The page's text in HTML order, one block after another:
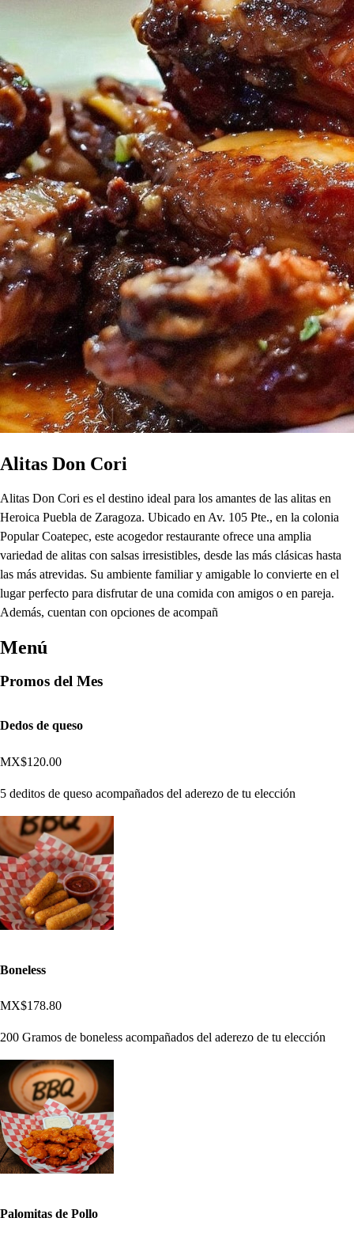
Alitas Don Cori
Alitas Don Cori es el destino ideal para los amantes de las alitas en
Heroica Puebla de Zaragoza. Ubicado en Av. 105 Pte., en la colonia
Popular Coatepec, este acogedor restaurante ofrece una amplia
variedad de alitas con salsas irresistibles, desde las más clásicas hasta
las más atrevidas. Su ambiente familiar y amigable lo convierte en el
lugar perfecto para disfrutar de una comida con amigos o en pareja.
Además, cuentan con opciones de acompañ
Menú
Promos del Mes
Dedos de queso
MX$120.00
5 deditos de queso acompañados del aderezo de tu elección
Boneless
MX$178.80
200 Gramos de boneless acompañados del aderezo de tu elección
Palomitas de Pollo